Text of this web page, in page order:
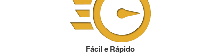
Fácil e Rápido